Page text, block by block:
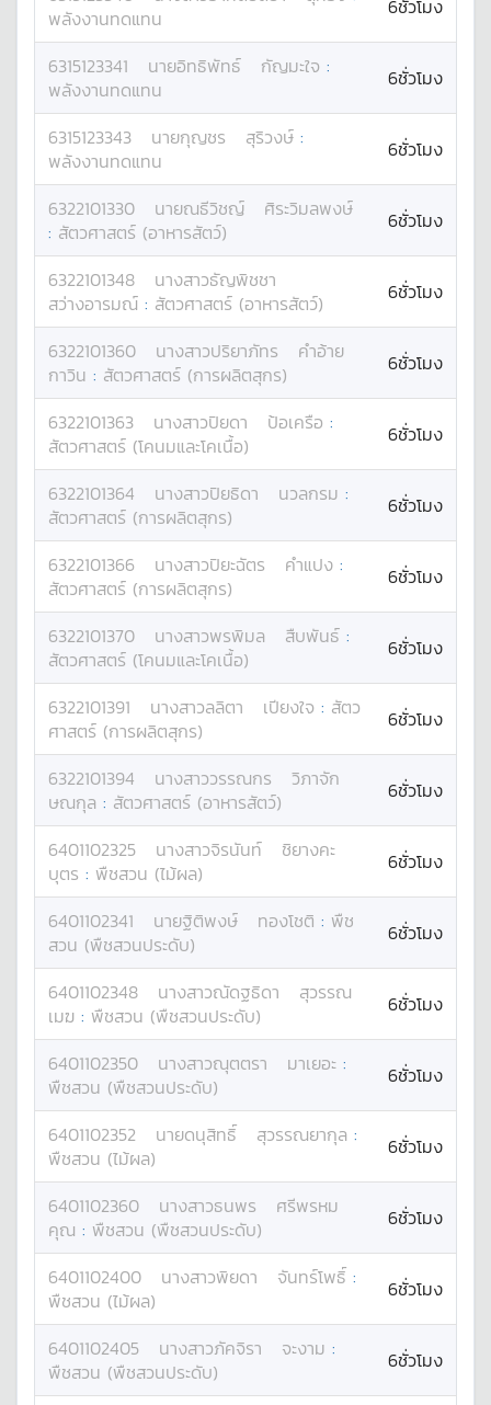
พลังงานทดแทน
6ชั่วโมง
6315123341 นายอิทธิพัทธ์ กัญมะใจ :
พลังงานทดแทน
6ชั่วโมง
6315123343 นายกุญชร สุริวงษ์ :
พลังงานทดแทน
6ชั่วโมง
6322101330 นายณธีวิชญ์
ศิระวิมลพงษ์
: สัตวศาสตร์ (อาหารสัตว์) 6ชั่วโมง
6322101348 นางสาวธัญพิชชา
สว่างอารมณ์ : สัตวศาสตร์ (อาหารสัตว์) 6ชั่วโมง
6322101360 นางสาวปริยาภัทร
คำอ้าย
กาวิน : สัตวศาสตร์ (การผลิตสุกร) 6ชั่วโมง
6322101363 นางสาวปิยดา ป้อเครือ :
สัตวศาสตร์ (โคนมและโคเนื้อ)
6ชั่วโมง
6322101364 นางสาวปิยธิดา นวลกรม :
สัตวศาสตร์ (การผลิตสุกร)
6ชั่วโมง
6322101366 นางสาวปิยะฉัตร คำแปง :
สัตวศาสตร์ (การผลิตสุกร)
6ชั่วโมง
6322101370 นางสาวพรพิมล สืบพันธ์ :
สัตวศาสตร์ (โคนมและโคเนื้อ)
6ชั่วโมง
6322101391 นางสาวลลิตา เปียงใจ : สัตว
ศาสตร์ (การผลิตสุกร)
6ชั่วโมง
6322101394 นางสาววรรณกร
วิภาจัก
ษณกุล : สัตวศาสตร์ (อาหารสัตว์) 6ชั่วโมง
6401102325 นางสาวจิรนันท์
ชิยางคะ
บุตร : พืชสวน (ไม้ผล) 6ชั่วโมง
6401102341 นายฐิติพงษ์ ทองโชติ : พืช
สวน (พืชสวนประดับ)
6ชั่วโมง
6401102348 นางสาวณัดฐธิดา
สุวรรณ
เมฆ : พืชสวน (พืชสวนประดับ) 6ชั่วโมง
6401102350 นางสาวณุตตรา มาเยอะ :
พืชสวน (พืชสวนประดับ)
6ชั่วโมง
6401102352 นายดนุสิทธิ์ สุวรรณยากุล :
พืชสวน (ไม้ผล)
6ชั่วโมง
6401102360 นางสาวธนพร
ศรีพรหม
คุณ : พืชสวน (พืชสวนประดับ) 6ชั่วโมง
6401102400 นางสาวพิยดา จันทร์โพธิ์ :
พืชสวน (ไม้ผล)
6ชั่วโมง
6401102405 นางสาวภัคจิรา จะงาม :
พืชสวน (พืชสวนประดับ)
6ชั่วโมง